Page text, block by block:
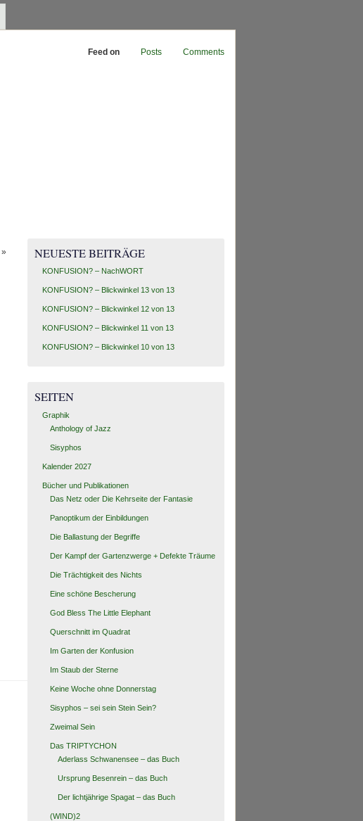
Feed on Posts Comments
» NEUESTE BEITRÄGE
KONFUSION? – NachWORT
KONFUSION? – Blickwinkel 13 von 13
KONFUSION? – Blickwinkel 12 von 13
KONFUSION? – Blickwinkel 11 von 13
KONFUSION? – Blickwinkel 10 von 13
SEITEN
Graphik
Anthology of Jazz
Sisyphos
Kalender 2027
Bücher und Publikationen
Das Netz oder Die Kehrseite der Fantasie
Panoptikum der Einbildungen
Die Ballastung der Begriffe
Der Kampf der Gartenzwerge + Defekte Träume
Die Trächtigkeit des Nichts
Eine schöne Bescherung
God Bless The Little Elephant
Querschnitt im Quadrat
Im Garten der Konfusion
Im Staub der Sterne
Keine Woche ohne Donnerstag
Sisyphos – sei sein Stein Sein?
Zweimal Sein
Das TRIPTYCHON
Aderlass Schwanensee – das Buch
Ursprung Besenrein – das Buch
Der lichtjährige Spagat – das Buch
(WIND)2